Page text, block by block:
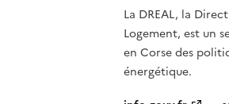
La DREAL, la
Logement, est un
en Corse des
énergétique.